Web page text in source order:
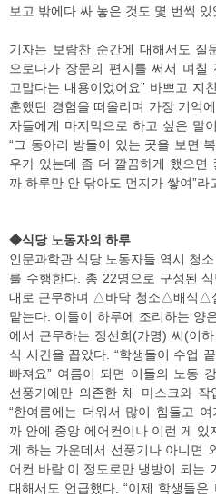
보고 밖에다 싸 놓은 것도 몇 번씩 있
기자는 보람찬 순간에 대해서도 질
으로다가 장문의 편지를 써서 며칠
고맙다는 내용이었어요” 바쁘고 지
훈했던 경험을 떠올리며 가장 기억
자들에게 마지막으로 하고 싶은 말
“그 동아리 방들이 있는 곳을 보면
우가 있는데 좀 더 깔끔하게 했으면
까 하루만 안 닦아도 먼지가 쌓여”라
◆식당 노동자의 하루
인문과학관 식당 노동자들 역시 청
를 수행한다. 총 22명으로 구성된
대로 근무하며 △바닥 청소△배식△
맡는다. 이들이 하루에 조리하는 양
에서 근무하는 정선희(가명) 씨(이
식 시간을 꼽았다. “학생들이 수업
빠져요” 여름이 되면 이들의 노동
선풍기에만 의존한 채 마스크와 작
“한여름에는 더워서 많이 힘들고
까 안에 중앙 에어컨이나 이런 게
게 하는 가운데서 선풍기나 아니면
어컨 바람 이 정도로만 냉방이 되는
대해서도 언급했다. “이제 학생들